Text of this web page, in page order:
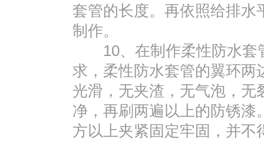
套管的长度。再依照给排水
制作。
10、在制作柔性防水套
求，柔性防水套管的翼环两
光滑，无夹渣，无气泡，无
净，再刷两遍以上的防锈漆
方以上夹紧固定牢固，并不